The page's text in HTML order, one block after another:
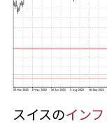
スイスのイン